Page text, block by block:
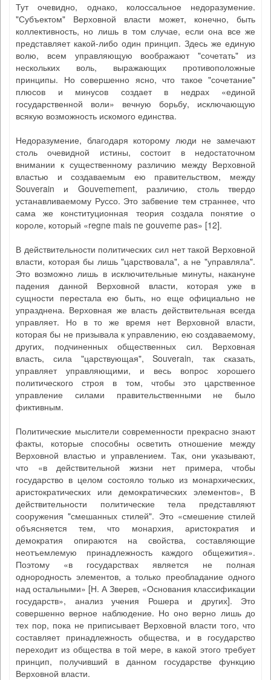
Тут очевидно, однако, колоссальное недоразумение.
"Субъектом" Верховной власти может, конечно, быть
коллективность, но лишь в том случае, если она все же
представляет какой-либо один принцип. Здесь же единую
волю, всем управляющую воображают "сочетать" из
нескольких воль, выражающих противоположные
принципы. Но совершенно ясно, что такое "сочетание"
плюсов и минусов создает в недрах «единой
государственной воли» вечную борьбу, исключающую
всякую возможность искомого единства.
Недоразумение, благодаря которому люди не замечают
столь очевидной истины, состоит в недостаточном
внимании к существенному различию между Верховной
властью и создаваемым ею правительством, между
Souverain и Gouvemement, различию, столь твердо
устанавливаемому Руссо. Это забвение тем страннее, что
сама же конституционная теория создала понятие о
короле, который «regne mais ne gouveme pas» [12].
В действительности политических сил нет такой Верховной
власти, которая бы лишь "царствовала", а не "управляла".
Это возможно лишь в исключительные минуты, накануне
падения данной Верховной власти, которая уже в
сущности перестала ею быть, но еще официально не
упразднена. Верховная же власть действительная всегда
управляет. Но в то же время нет Верховной власти,
которая бы не призывала к управлению, ею создаваемому,
других, подчиненных общественных сил. Верховная
власть, сила "царствующая", Souverain, так сказать,
управляет управляющими, и весь вопрос хорошего
политического строя в том, чтобы это царственное
управление силами правительственными не было
фиктивным.
Политические мыслители современности прекрасно знают
факты, которые способны осветить отношение между
Верховной властью и управлением. Так, они указывают,
что «в действительной жизни нет примера, чтобы
государство в целом состояло только из монархических,
аристократических или демократических элементов», В
действительности политические тела представляют
сооружения "смешанных стилей". Это «смешение стилей
объясняется тем, что монархия, аристократия и
демократия опираются на свойства, составляющие
неотъемлемую принадлежность каждого общежития».
Поэтому «в государствах является не полная
однородность элементов, а только преобладание одного
над остальными» [Н. А Зверев, «Основания классификации
государств», анализ учения Рошера и других]. Это
совершенно верное наблюдение. Но оно верно лишь до
тех пор, пока не приписывает Верховной власти того, что
составляет принадлежность общества, и в государство
переходит из общества в той мере, в какой этого требует
принцип, получивший в данном государстве функцию
Верховной власти.